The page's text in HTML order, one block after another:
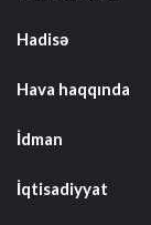
Hadisə
Hava haqqında
İdman
İqtisadiyyat